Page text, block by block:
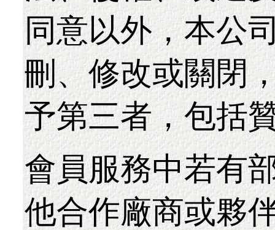
同意以外，本公
刪、修改或關閉
予第三者，包括
會員服務中若有
他合作廠商或夥